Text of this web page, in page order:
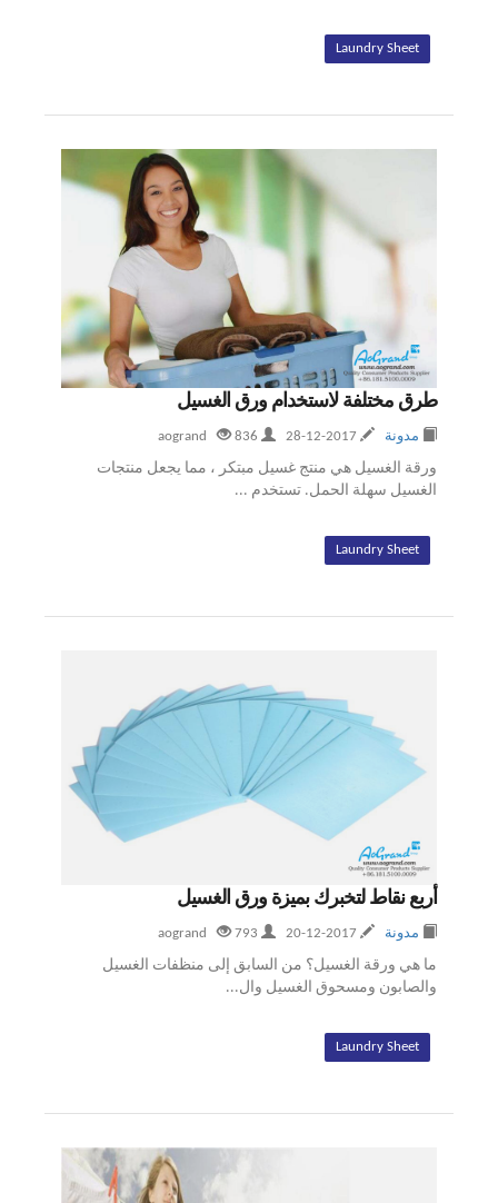
Laundry Sheet
طرق مختلفة لاستخدام ورق الغسيل
مدونة 836
ورقة الغسيل هي منتج غسيل مبتكر ، مما يجعل منتجات
الغسيل سهلة الحمل. تستخدم ...
Laundry Sheet
أربع نقاط لتخبرك بميزة ورق الغسيل
مدونة 793
ما هي ورقة الغسيل؟ من السابق إلى منظفات الغسيل
والصابون ومسحوق الغسيل وال...
Laundry Sheet